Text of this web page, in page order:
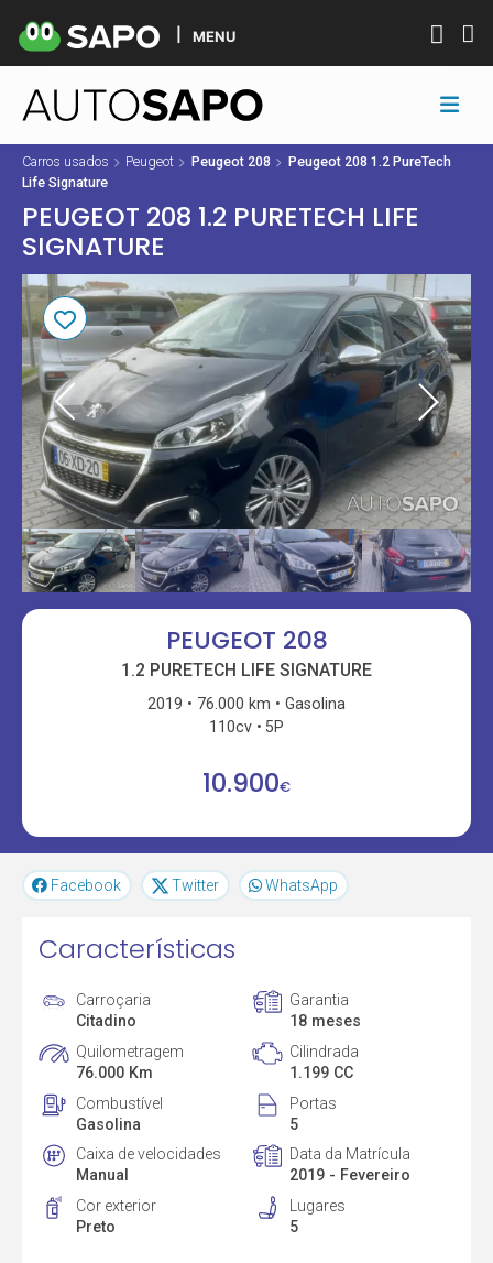
MENU
Carros usados Peugeot Peugeot 208
Peugeot 208 1.2 PureTech
Life Signature
PEUGEOT 208 1.2 PURETECH LIFE
SIGNATURE
PEUGEOT 208
1.2 PURETECH LIFE SIGNATURE
2019 76.000 km
Gasolina
110cv
5P
10.900€
Facebook Twitter WhatsApp
Características
Carroçaria
Citadino
Garantia
18 meses
Quilometragem
76.000 Km
Cilindrada
1.199 CC
Combustível
Gasolina
Portas
5
Caixa de velocidades
Manual
Data da Matrícula
2019 - Fevereiro
Cor exterior
Preto
Lugares
5